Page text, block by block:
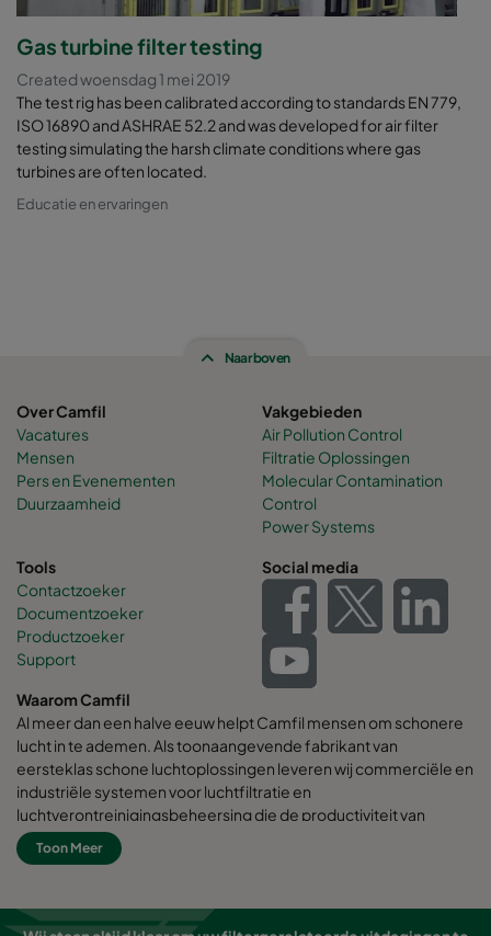
Gas turbine filter testing
Created woensdag 1 mei 2019
The test rig has been calibrated according to standards EN 779,
ISO 16890 and ASHRAE 52.2 and was developed for air filter
testing simulating the harsh climate conditions where gas
turbines are often located.
Educatie en ervaringen
Naar boven
Over Camfil
Vacatures
Mensen
Pers en Evenementen
Duurzaamheid
Vakgebieden
Air Pollution Control
Filtratie Oplossingen
Molecular Contamination
Control
Power Systems
Tools
Contactzoeker
Documentzoeker
Productzoeker
Support
Social media
Waarom Camfil
Al meer dan een halve eeuw helpt Camfil mensen om schonere
lucht in te ademen. Als toonaangevende fabrikant van
eersteklas schone luchtoplossingen leveren wij commerciële en
industriële systemen voor luchtfiltratie en
luchtverontreinigingsbeheersing die de productiviteit van
werknemers en apparatuur verbeteren, het energieverbruik
minimaliseren en de menselijke gezondheid en het milieu ten
voor onze klanten ook de beste oplossingen voor onze planeet
zijn. Daarom houden we bij elke stap - van ontwerp tot levering
Toon Meer